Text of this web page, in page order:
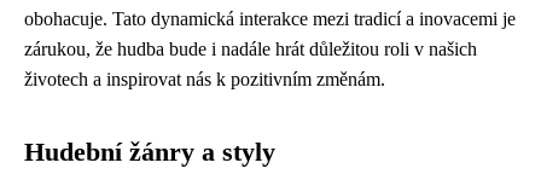
obohacuje. Tato dynamická interakce mezi tradicí a inovacemi je
zárukou, že hudba bude i nadále hrát důležitou roli v našich
životech a inspirovat nás k pozitivním změnám.
Hudební žánry a styly